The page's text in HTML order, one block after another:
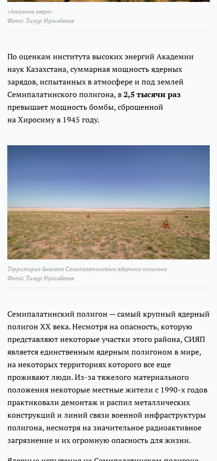
«Атомное озеро»
Фото: Тимур Нусимбеков
По оценкам института высоких энергий Академии
наук Казахстана, суммарная мощность ядерных
зарядов, испытанных в атмосфере и под землей
Семипалатинского полигона, в2,5 тысячи раз
превышает мощность бомбы, сброшенной
на Хиросиму в 1945 году.
Территория бывшего Семипалатинского ядерного полигона
Фото: Тимур Нусимбеков
Семипалатинский полигон — самый крупный ядерный
полигон ХХ века. Несмотря на опасность, которую
представляют некоторые участки этого района, СИЯП
является единственным ядерным полигоном в мире,
на некоторых территориях которого все еще
проживают люди. Из-за тяжелого материального
положения некоторые местные жители с 1990-х годов
практиковали демонтаж и распил металлических
конструкций и линий связи военной инфраструктуры
полигона, несмотря на значительное радиоактивное
загрязнение и их огромную опасность для жизни.